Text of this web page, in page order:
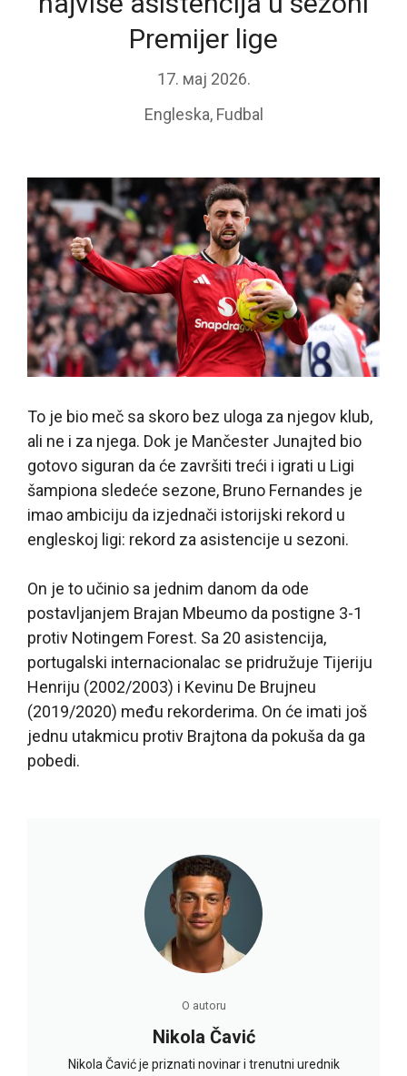
Premijer lige
17. мај 2026.
Engleska, Fudbal
To je bio meč sa skoro bez uloga za njegov klub,
ali ne i za njega. Dok je Mančester Junajted bio
gotovo siguran da će završiti treći i igrati u Ligi
šampiona sledeće sezone, Bruno Fernandes je
imao ambiciju da izjednači istorijski rekord u
engleskoj ligi: rekord za asistencije u sezoni.
On je to učinio sa jednim danom da ode
postavljanjem Brajan Mbeumo da postigne 3-1
protiv Notingem Forest. Sa 20 asistencija,
portugalski internacionalac se pridružuje Tijeriju
Henriju (2002/2003) i Kevinu De Brujneu
(2019/2020) među rekorderima. On će imati još
jednu utakmicu protiv Brajtona da pokuša da ga
pobedi.
O autoru
Nikola Čavić
Nikola Čavić je priznati novinar i trenutni urednik